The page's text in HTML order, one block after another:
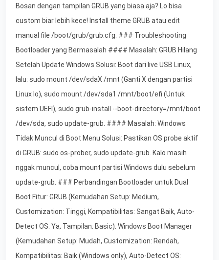
Bosan dengan tampilan GRUB yang biasa aja? Lo bisa
custom biar lebih kece! Install theme GRUB atau edit
manual file /boot/grub/grub.cfg. ### Troubleshooting
Bootloader yang Bermasalah #### Masalah: GRUB Hilang
Setelah Update Windows Solusi: Boot dari live USB Linux,
lalu: sudo mount /dev/sdaX /mnt (Ganti X dengan partisi
Linux lo), sudo mount /dev/sda1 /mnt/boot/efi (Untuk
sistem UEFI), sudo grub-install --boot-directory=/mnt/boot
/dev/sda, sudo update-grub. #### Masalah: Windows
Tidak Muncul di Boot Menu Solusi: Pastikan OS probe aktif
di GRUB: sudo os-prober, sudo update-grub. Kalo masih
nggak muncul, coba mount partisi Windows dulu sebelum
update-grub. ### Perbandingan Bootloader untuk Dual
Boot Fitur: GRUB (Kemudahan Setup: Medium,
Customization: Tinggi, Kompatibilitas: Sangat Baik, Auto-
Detect OS: Ya, Tampilan: Basic). Windows Boot Manager
(Kemudahan Setup: Mudah, Customization: Rendah,
Kompatibilitas: Baik (Windows only), Auto-Detect OS: